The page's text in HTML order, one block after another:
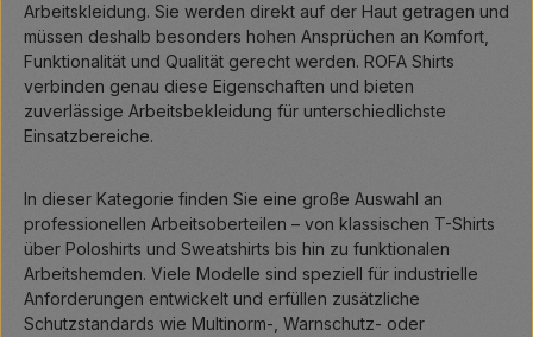
Arbeitskleidung. Sie werden direkt auf der Haut getragen und
müssen deshalb besonders hohen Ansprüchen an Komfort,
Funktionalität und Qualität gerecht werden. ROFA Shirts
verbinden genau diese Eigenschaften und bieten
zuverlässige Arbeitsbekleidung für unterschiedlichste
Einsatzbereiche.
In dieser Kategorie finden Sie eine große Auswahl an
professionellen Arbeitsoberteilen – von klassischen T-Shirts
über Poloshirts und Sweatshirts bis hin zu funktionalen
Arbeitshemden. Viele Modelle sind speziell für industrielle
Anforderungen entwickelt und erfüllen zusätzliche
Schutzstandards wie Multinorm-, Warnschutz- oder